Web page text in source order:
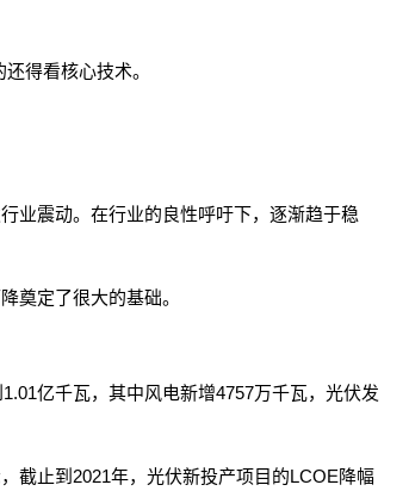
得看核心技术。
业震动。在行业的良性呼吁下，逐渐趋于稳
奠定了很大的基础。
亿千瓦，其中风电新增4757万千瓦，光伏发
截止到2021年，光伏新投产项目的LCOE降幅